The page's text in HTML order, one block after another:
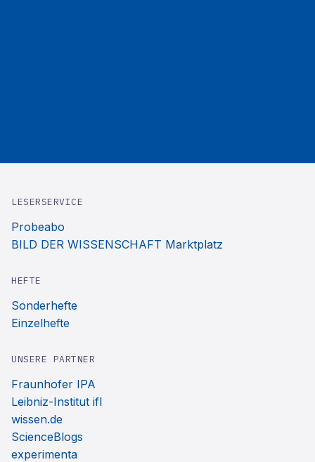
LESERSERVICE
Probeabo
BILD DER WISSENSCHAFT Marktplatz
HEFTE
Sonderhefte
Einzelhefte
UNSERE PARTNER
Fraunhofer IPA
Leibniz-Institut ifl
wissen.de
ScienceBlogs
experimenta